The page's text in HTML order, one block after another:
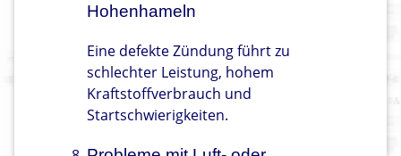
Hohenhameln
Eine defekte Zündung führt zu
schlechter Leistung, hohem
Kraftstoffverbrauch und
Startschwierigkeiten.